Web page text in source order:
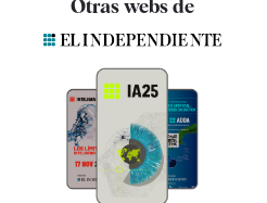
Quiénes somos
Especificaciones
Otras webs de